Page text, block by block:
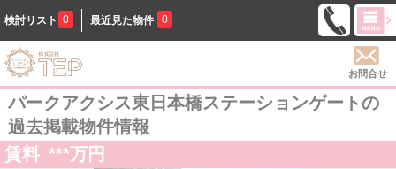
検討リスト 0 最近見た物件 0
お問合せ
パークアクシス東日本橋ステーションゲートの
過去掲載物件情報
賃料 ***万円